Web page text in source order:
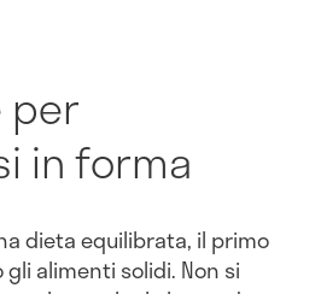
per
in forma
dieta equilibrata, il primo
alimenti solidi. Non si